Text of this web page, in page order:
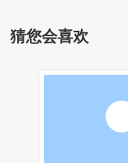
猜您会喜欢